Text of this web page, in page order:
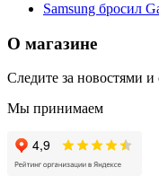
Samsung бросил
О магазине
Следите за новостями
Мы принимаем